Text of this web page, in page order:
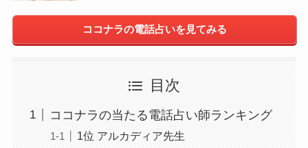
ココナラの電話占いを見てみる
目次
ココナラの当たる電話占い師ランキング
1位 アルカディア先生